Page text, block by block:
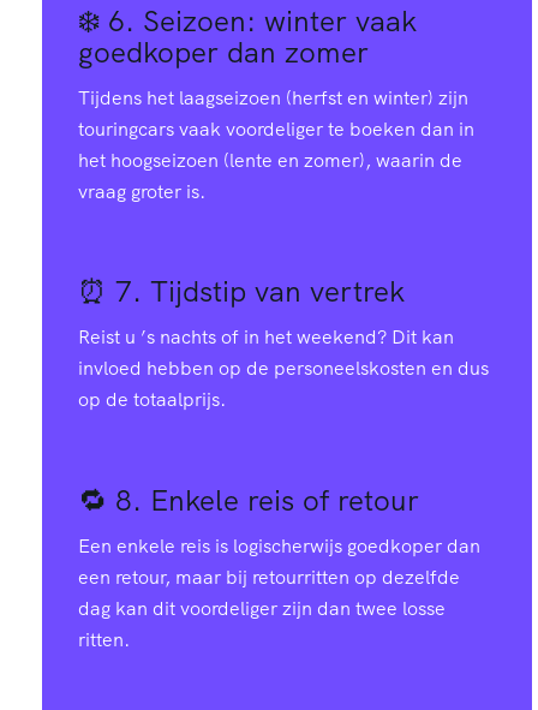
❄️ 6. Seizoen: winter vaak
goedkoper dan zomer
Tijdens het laagseizoen (herfst en winter) zijn
touringcars vaak voordeliger te boeken dan in
het hoogseizoen (lente en zomer), waarin de
vraag groter is.
⏰ 7. Tijdstip van vertrek
Reist u ’s nachts of in het weekend? Dit kan
invloed hebben op de personeelskosten en dus
op de totaalprijs.
🔁 8. Enkele reis of retour
Een enkele reis is logischerwijs goedkoper dan
een retour, maar bij retourritten op dezelfde
dag kan dit voordeliger zijn dan twee losse
ritten.